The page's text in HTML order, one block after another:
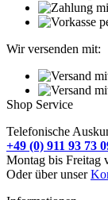
Wir versenden mit:
Shop Service
Telefonische
+49 (0) 911 93 73
Montag bis Freitag
Oder über unser